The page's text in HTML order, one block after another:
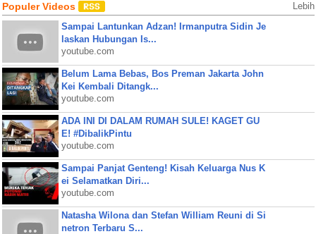
Populer Videos Lebih
Sampai Lantunkan Adzan! Irmanputra Sidin Je
laskan Hubungan Is...
youtube.com
Belum Lama Bebas, Bos Preman Jakarta John
Kei Kembali Ditangk...
youtube.com
ADA INI DI DALAM RUMAH SULE! KAGET GU
E! #DibalikPintu
youtube.com
Sampai Panjat Genteng! Kisah Keluarga Nus K
ei Selamatkan Diri...
youtube.com
Natasha Wilona dan Stefan William Reuni di Si
netron Terbaru S...